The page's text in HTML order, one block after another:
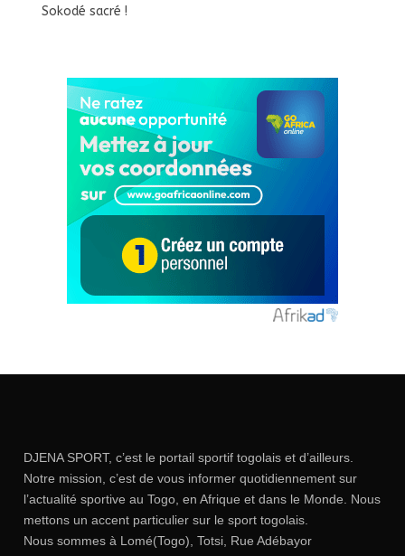
Sokodé sacré !
DJENA SPORT, c’est le portail sportif togolais et d’ailleurs.
Notre mission, c’est de vous informer quotidiennement sur
l’actualité sportive au Togo, en Afrique et dans le Monde. Nous
mettons un accent particulier sur le sport togolais.
Nous sommes à Lomé(Togo), Totsi, Rue Adébayor